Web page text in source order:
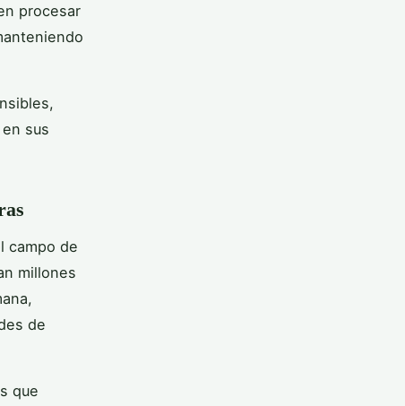
procesar
sus
campo de
millones
de
que